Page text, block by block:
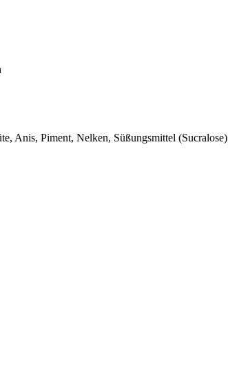
Anis, Piment, Nelken, Süßungsmittel (Sucralose)